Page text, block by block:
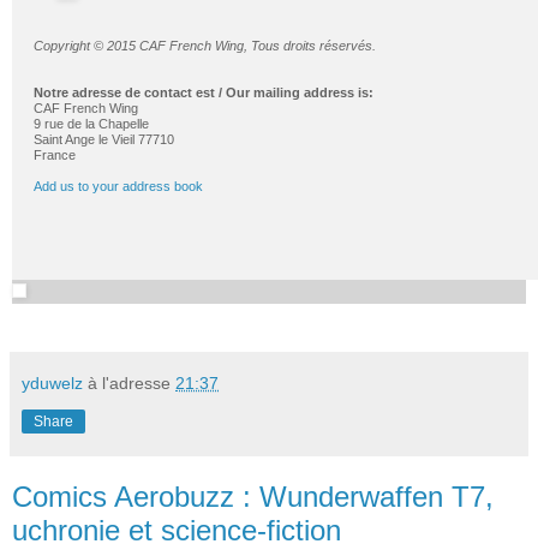
Copyright © 2015 CAF French Wing, Tous droits réservés.
Notre adresse de contact est / Our mailing address is:
CAF French Wing
9 rue de la Chapelle
Saint Ange le Vieil 77710
France
Add us to your address book
yduwelz à l'adresse 21:37
Share
Comics Aerobuzz : Wunderwaffen T7,
uchronie et science-fiction